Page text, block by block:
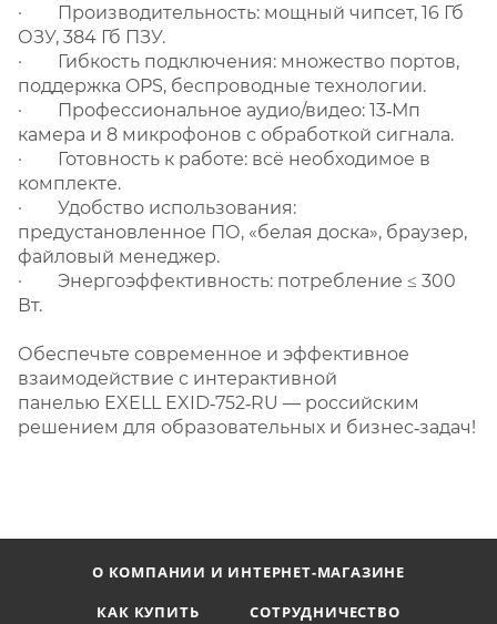
· Производительность: мощный чипсет, 16 Гб
ОЗУ, 384 Гб ПЗУ.
· Гибкость подключения: множество портов,
поддержка OPS, беспроводные технологии.
· Профессиональное аудио/видео: 13‑Мп
камера и 8 микрофонов с обработкой сигнала.
· Готовность к работе: всё необходимое в
комплекте.
· Удобство использования:
предустановленное ПО, «белая доска», браузер,
файловый менеджер.
· Энергоэффективность: потребление ≤ 300
Вт.
Обеспечьте современное и эффективное
взаимодействие с интерактивной
панелью EXELL EXID‑752‑RU — российским
решением для образовательных и бизнес‑задач!
О КОМПАНИИ И ИНТЕРНЕТ-МАГАЗИНЕ
КАК КУПИТЬ
СОТРУДНИЧЕСТВО